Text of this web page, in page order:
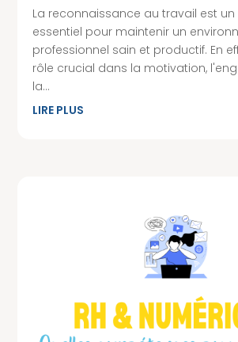
La reconnaissance au travail est
essentiel pour maintenir un
professionnel sain et productif. En
rôle crucial dans la motivation,
la...
LIRE PLUS